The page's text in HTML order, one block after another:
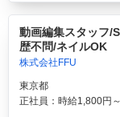
動画編集スタッフ/
歴不問/ネイルOK
株式会社FFU
東京都
正社員：時給1,800円